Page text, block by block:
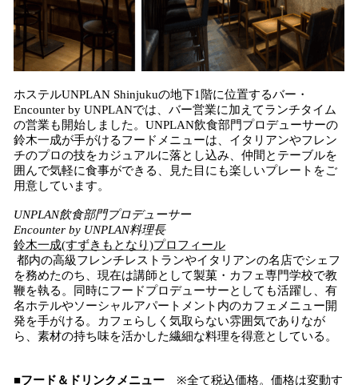
ホステルUNPLAN Shinjukuの地下1階に位置するバー・
Encounter by UNPLANでは、バー営業に加えてランチタイム
の営業も開始しました。UNPLAN飲食部門プロデューサーの
鈴木一成が手がけるフードメニューは、イタリアンやフレン
チのプロの技をカジュアルに落とし込み、仲間とテーブルを
囲んで気軽に食事ができる、見た目にも楽しいプレートをご
用意しています。
UNPLAN飲食部門プロデューサー
Encounter by UNPLAN料理長
鈴木一成(すずきもとなり)プロフィール
都内の高級フレンチレストランやイタリアンの名店でシェフ
を務めたのち、現在は講師として製菓・カフェ専門学校で教
鞭を執る。同時にフードプロデューサーとしても活躍し、有
名ホテルやソーシャルアパートメント内のカフェメニュー開
発を手がける。カフェらしく気取らない雰囲気でありなが
ら、素材の持ち味を活かした繊細な料理を得意としている。
■フード＆ドリンクメニュー ※全て税込価格。価格は変動す